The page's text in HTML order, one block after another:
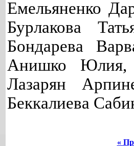
Емельяненко
Бурлакова
Бондарева
Анишко Юлия,
Лазарян
Беккалиева
«